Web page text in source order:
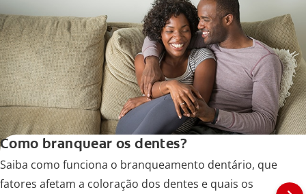
Como branquear os dentes?
Saiba como funciona o branqueamento dentário, que
fatores afetam a coloração dos dentes e quais os